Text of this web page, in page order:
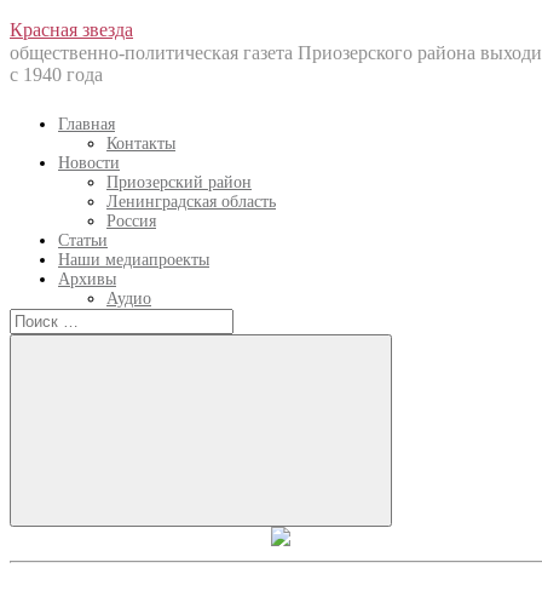
Перейти
к
содержанию
Красная звезда
общественно-политическая газета Приозерского района
с 1940 года
Главная
Контакты
Новости
Приозерский район
Ленинградская область
Россия
Статьи
Наши медиапроекты
Архивы
Аудио
Искать:
Искать